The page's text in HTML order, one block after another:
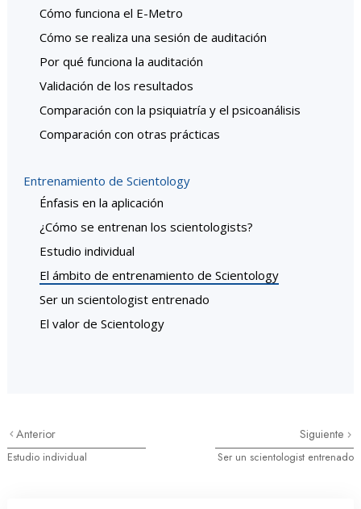
Cómo funciona el E-Metro
Cómo se realiza una sesión de auditación
Por qué funciona la auditación
Validación de los resultados
Comparación con la psiquiatría y el psicoanálisis
Comparación con otras prácticas
Entrenamiento de Scientology
Énfasis en la aplicación
¿Cómo se entrenan los scientologists?
Estudio individual
El ámbito de entrenamiento de Scientology
Ser un scientologist entrenado
El valor de Scientology
Anterior
Estudio individual
Siguiente
Ser un scientologist entrenado